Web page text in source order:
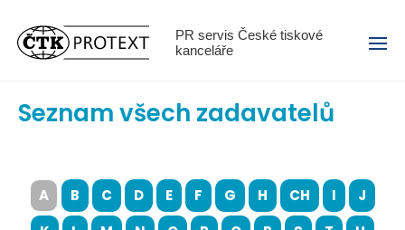
PR servis České tiskové
kanceláře
Menu
Seznam všech zadavatelů
A B C D E F G H CH I
J